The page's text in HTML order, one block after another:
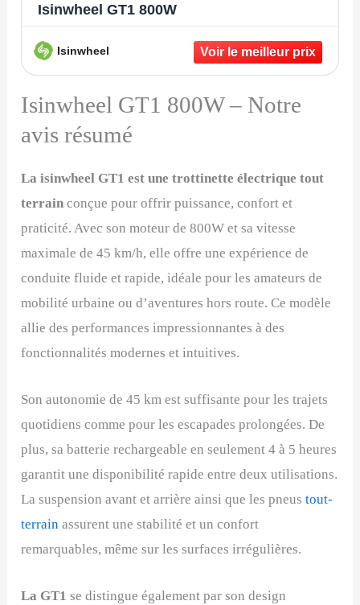
Isinwheel GT1 800W
Isinwheel
Isinwheel GT1 800W – Notre
avis résumé
La isinwheel GT1 est une trottinette électrique tout
terrainconçue pour offrir puissance, confort et
praticité. Avec son moteur de 800W et sa vitesse
maximale de 45 km/h, elle offre une expérience de
conduite fluide et rapide, idéale pour les amateurs de
mobilité urbaine ou d’aventures hors route. Ce modèle
allie des performances impressionnantes à des
fonctionnalités modernes et intuitives.
Son autonomie de 45 km est suffisante pour les trajets
quotidiens comme pour les escapades prolongées. De
plus, sa batterie rechargeable en seulement 4 à 5 heures
garantit une disponibilité rapide entre deux utilisations.
La suspension avant et arrière ainsi que les pneustout-
terrain assurent une stabilité et un confort
remarquables, même sur les surfaces irrégulières.
La GT1 se distingue également par son design